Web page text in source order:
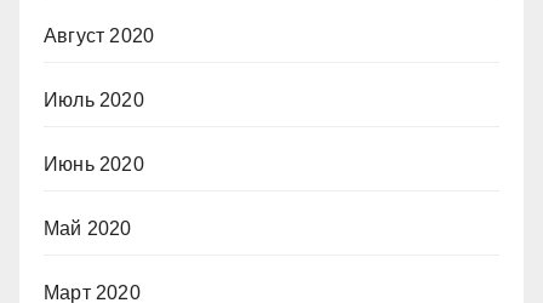
Август 2020
Июль 2020
Июнь 2020
Май 2020
Март 2020